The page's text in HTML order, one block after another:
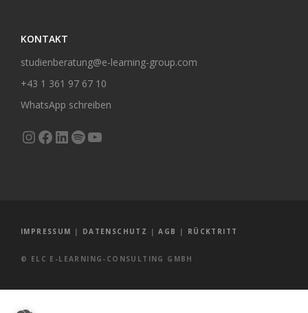
KONTAKT
studienberatung@e-learning-group.com
+43 1 361 97 67 10
WhatsApp schreiben
Instagram
Facebook
LinkedIn
Spotify
YouTube
IMPRESSUM | DATENSCHUTZ |AGB | RÜCKTRITT
© ELC E-LEARNING-CONSULTING GMBH